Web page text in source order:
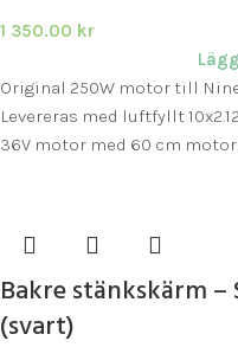
1 350.00 kr
Original 250W motor till
Levereras med luftfyllt
36V motor med 60 cm
Bakre stänkskärm –
(svart)